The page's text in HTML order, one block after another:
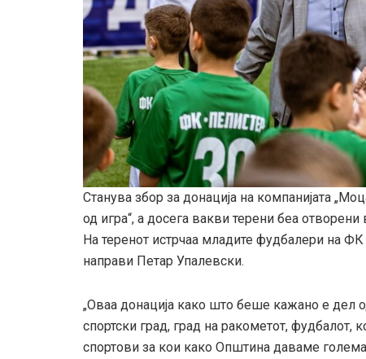
Станува збор за донација на компанијата
од игра“, а досега вакви терени беа
На теренот истрчаа младите фудбалери на
направи Петар Упалевски.
„Оваа донација како што беше кажано е дел
спортски град, град на ракометот, фудбалот,
спортови за кои како Општина даваме